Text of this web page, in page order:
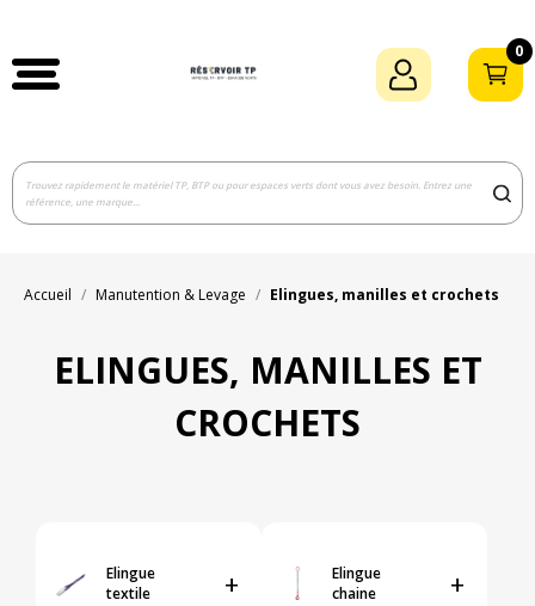
0
Accueil Manutention & Levage Elingues, manilles et crochets
ELINGUES, MANILLES ET
CROCHETS
Elingue
textile
+
Elingue
chaine
+